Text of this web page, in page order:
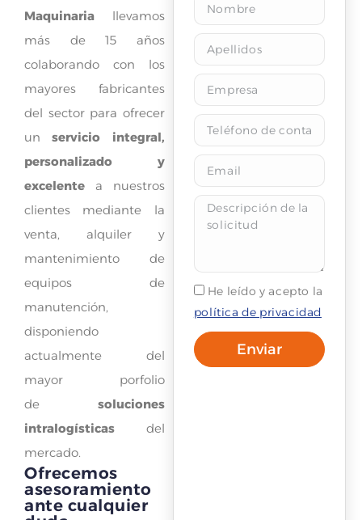
Maquinaria llevamos
más de 15 años
colaborando con los
mayores fabricantes
del sector para ofrecer
unservicio integral,
personalizado y
excelente a nuestros
clientes mediante la
venta, alquiler y
mantenimiento de
equipos de
manutención,
disponiendo
actualmente del
mayor porfolio
de soluciones
intralogísticas del
mercado.
Ofrecemos
asesoramiento
ante cualquier
He leído y acepto la
política de privacidad
Enviar